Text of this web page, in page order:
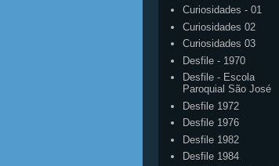
Curiosidades - 01
Curiosidades 02
Curiosidades 03
Desfile - 1970
Desfile - Escola
Paroquial São José
Desfile 1972
Desfile 1976
Desfile 1982
Desfile 1984